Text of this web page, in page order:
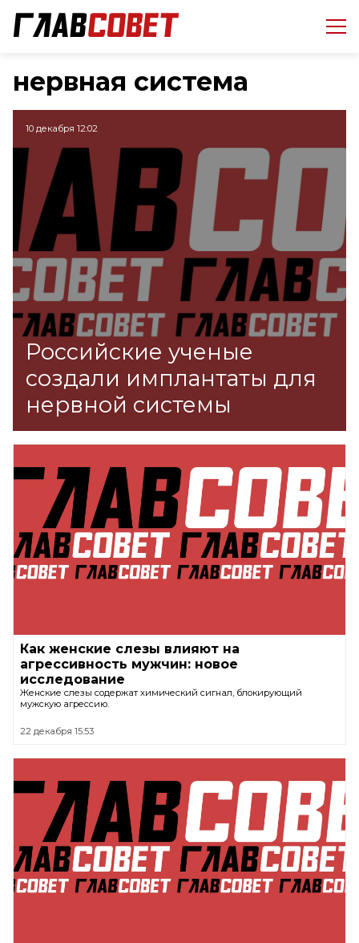
нервная система
10 декабря 12:02
Российские ученые
создали имплантаты для
нервной системы
Как женские слезы влияют на
агрессивность мужчин: новое
исследование
Женские слезы содержат химический сигнал, блокирующий
мужскую агрессию.
22 декабря 15:53